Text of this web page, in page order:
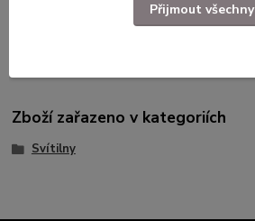
Zboží zařazeno v kategoriích
Svítilny
Přijmout všechny